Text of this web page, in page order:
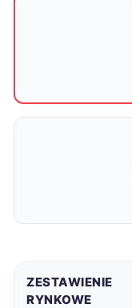
ZESTAWIENIE
RYNKOWE